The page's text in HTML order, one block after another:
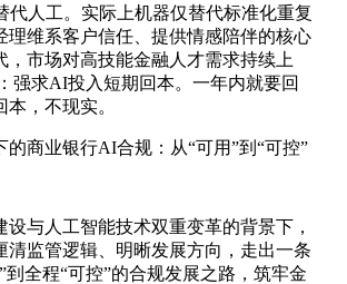
代人工。实际上机器仅替代标准化重复
理维系客户信任、提供情感陪伴的核心
，市场对高技能金融人才需求持续上
强求AI投入短期回本。一年内就要回
，不现实。
的商业银行AI合规：从“可用”到“可控”
设与人工智能技术双重变革的背景下，
清监管逻辑、明晰发展方向，走出一条
到全程“可控”的合规发展之路，筑牢金